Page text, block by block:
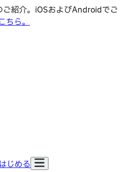
紹介。iOSおよびAndroidでご
ちら。
じめる